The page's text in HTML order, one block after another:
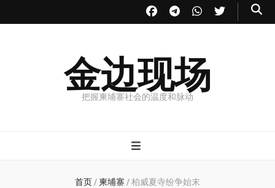
金边现场
把握柬埔寨社会的温度和脉动
首页/ 柬埔寨 /柏威夏寺纷争始末